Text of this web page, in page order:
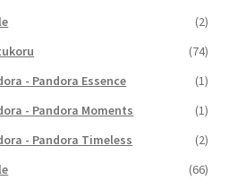
(2)
(74)
- Pandora Essence
(1)
- Pandora Moments
(1)
- Pandora Timeless
(2)
(66)